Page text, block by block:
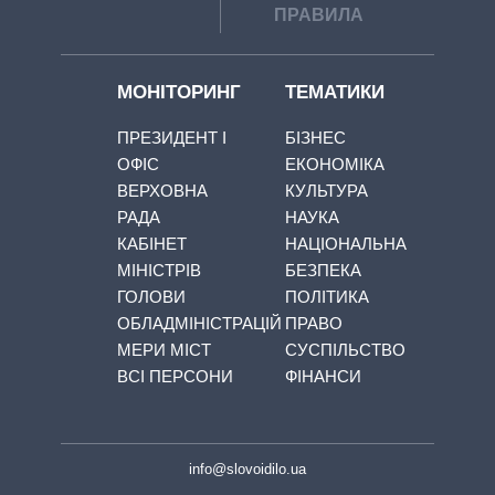
ПРАВИЛА
МОНІТОРИНГ
ПРЕЗИДЕНТ І
ОФІС
ВЕРХОВНА
РАДА
КАБІНЕТ
МІНІСТРІВ
ГОЛОВИ
ОБЛАДМІНІСТРАЦІЙ
МЕРИ МІСТ
ВСІ ПЕРСОНИ
ТЕМАТИКИ
БІЗНЕС
ЕКОНОМІКА
КУЛЬТУРА
НАУКА
НАЦІОНАЛЬНА
БЕЗПЕКА
ПОЛІТИКА
ПРАВО
СУСПІЛЬСТВО
ФІНАНСИ
info@slovoidilo.ua